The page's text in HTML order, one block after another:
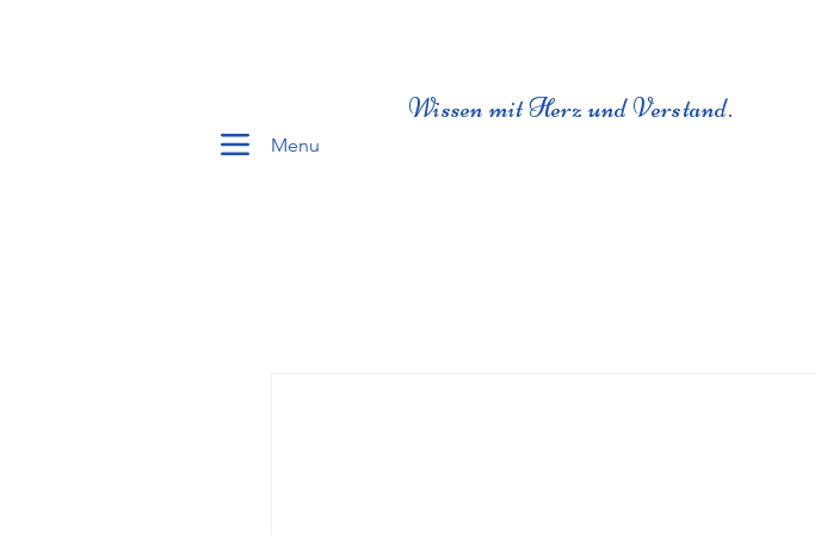
Menu
Wissen mit Herz und Verstand.